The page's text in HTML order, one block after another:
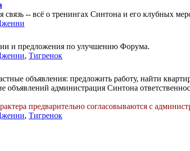
-- всё о тренингах Синтона и его клубных
и предложения по улучшению Форума.
, Тигренок
объявления: предложить работу, найти
объявлений администрация Синтона
предварительно согласовываются с
, Тигренок